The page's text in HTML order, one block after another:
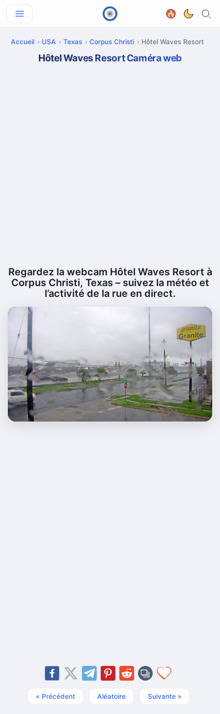
Accueil USA Texas Corpus Christi Hôtel Waves Resort
Hôtel Waves Resort Caméra web
Regardez la webcam Hôtel Waves Resort à
Corpus Christi, Texas – suivez la météo et
l’activité de la rue en direct.
« Précédent Aléatoire Suivante »